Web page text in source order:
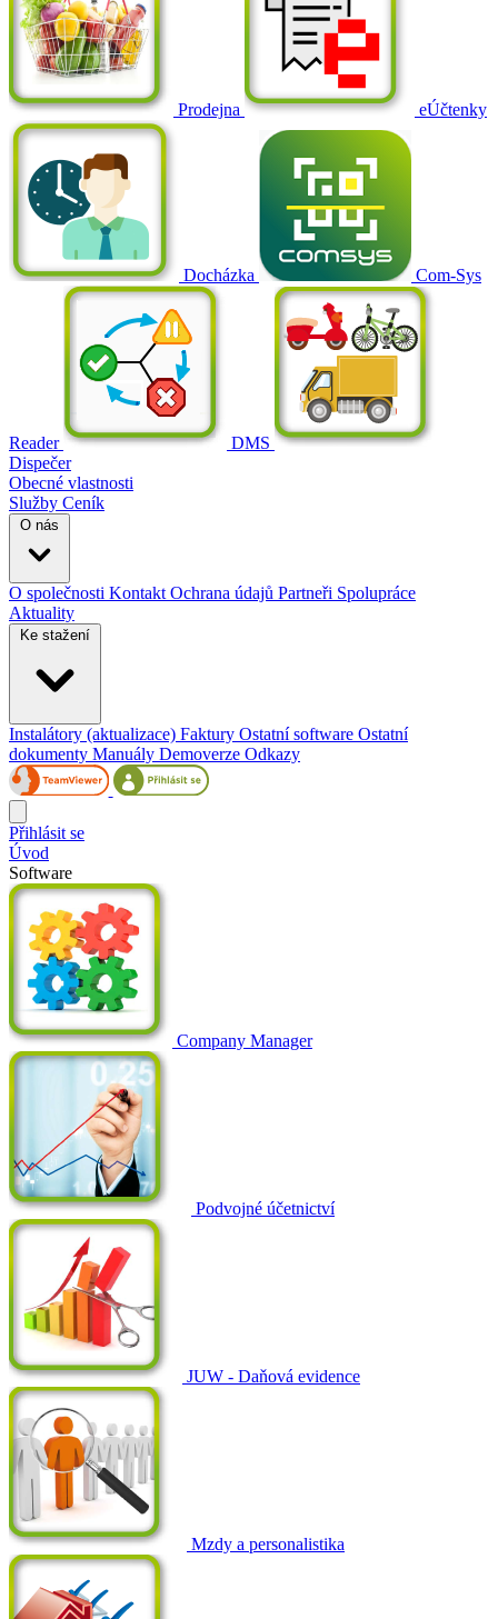
Prodejna eÚčtenky
Docházka Com-Sys
Reader
DMS
Dispečer
Obecné vlastnosti
Služby Ceník
O nás
O společnosti Kontakt Ochrana údajů Partneři Spolupráce
Aktuality
Ke stažení
Instalátory (aktualizace) Faktury Ostatní software Ostatní
dokumenty Manuály Demoverze Odkazy
Přihlásit se
Úvod
Software
Company Manager
Podvojné účetnictví
JUW - Daňová evidence
Mzdy a personalistika